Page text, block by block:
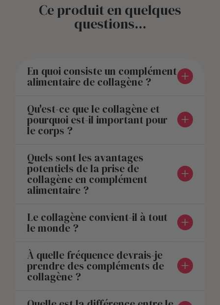
Ce produit en quelques
questions...
En quoi consiste un complément
alimentaire de collagène ?
Qu'est-ce que le collagène et
pourquoi est-il important pour
le corps ?
Quels sont les avantages
potentiels de la prise de
collagène en complément
alimentaire ?
Le collagène convient-il à tout
le monde ?
À quelle fréquence devrais-je
prendre des compléments de
collagène ?